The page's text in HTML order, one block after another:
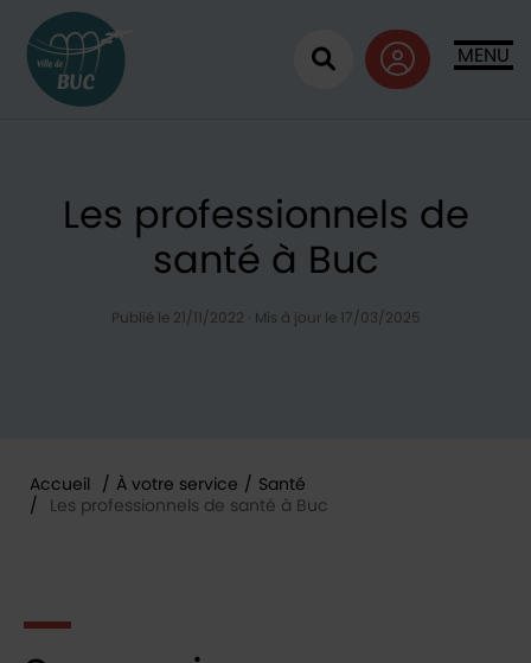
MENU
Ouvrir la
Les professionnels de
santé à Buc
Publié le 21/11/2022 · Mis à jour le 17/03/2025
Accueil / À votre service / Santé
/
Les professionnels de santé à Buc